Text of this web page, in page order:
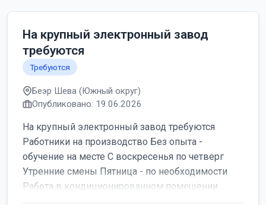
На крупный электронный завод
требуются
Требуются
Беэр Шева (Южный округ)
Опубликовано: 19.06.2026
На крупный электронный завод требуются
Работники на производство Без опыта -
обучение на месте С воскресенья по четверг
Утренние смены Пятница - по необходимости
Работа в кондиционированном помещении ...